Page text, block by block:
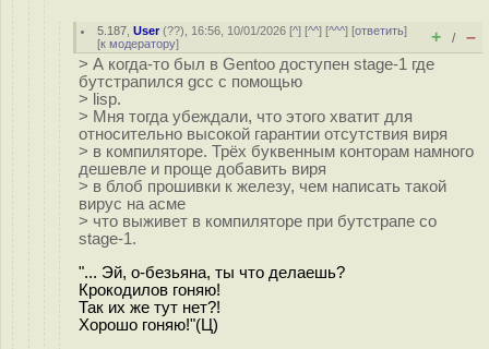
5.187 ,User(??), 16:56, 10/01/2026 [^] [^^] [^^^] [ответить]
[к модератору] + / –
> А когда-то был в Gentoo доступен stage-1 где
бутстрапился gcc с помощью
> lisp.
> Мня тогда убеждали, что этого хватит для
относительно высокой гарантии отсутствия виря
> в компиляторе. Трёх буквенным конторам намного
дешевле и проще добавить виря
> в блоб прошивки к железу, чем написать такой
вирус на асме
> что выживет в компиляторе при бутстрапе со
stage-1.
"... Эй, о-безьяна, ты что делаешь?
Крокодилов гоняю!
Так их же тут нет?!
Хорошо гоняю!"(Ц)